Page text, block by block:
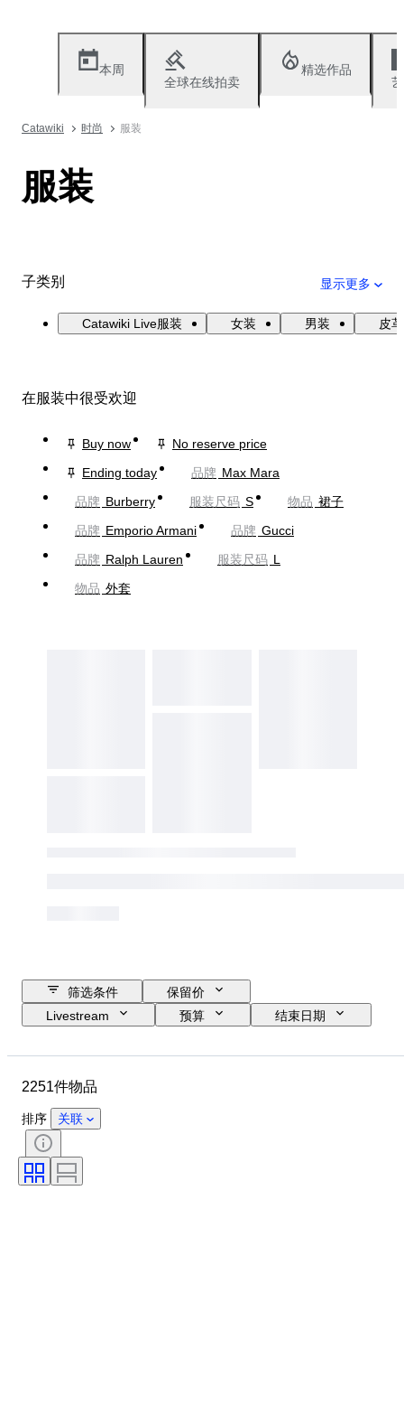
本周
全球在线拍卖
精选作品
Catawiki 时尚 服装
服装
子类别 显示更多
Catawiki Live服装 女装 男装 皮
在服装中很受欢迎
Buy now
No reserve price
Ending today
品牌 Max Mara
品牌 Burberry 服装尺码 S 物品 裙子
品牌 Emporio Armani 品牌 Gucci
品牌 Ralph Lauren 服装尺码 L
物品 外套
筛选条件
保留价
Livestream
预算
结束日期
状态
颜色
时代
带配件
2251件物品
排序 关联